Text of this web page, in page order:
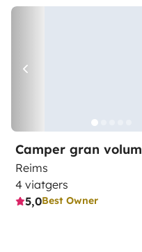
Camper gran volum
Reims
4 viatgers
5,0Best Owner